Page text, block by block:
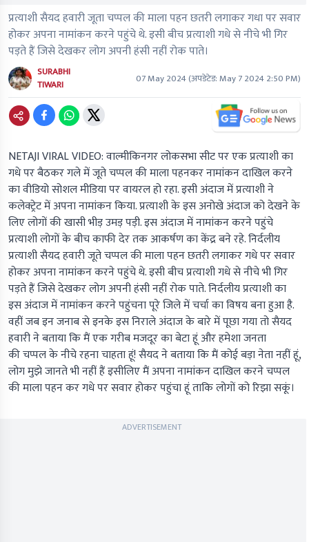
प्रत्याशी सैयद हवारी जूता चप्पल की माला पहन छतरी लगाकर गधा पर सवार
होकर अपना नामांकन करने पहुंचे थे. इसी बीच प्रत्याशी गधे से नीचे भी गिर
पड़ते हैं जिसे देखकर लोग अपनी हंसी नहीं रोक पाते।
SURABHI
TIWARI
07 May 2024(अपडेटेड:May 7 2024 2:50 PM)
NETAJI VIRAL VIDEO:वाल्मीकिनगर लोकसभा सीट पर एक प्रत्याशी का
गधे पर बैठकर गले में जूते चप्पल की माला पहनकर नामांकन दाखिल करने
का वीडियो सोशल मीडिया पर वायरल हो रहा. इसी अंदाज में प्रत्याशी ने
कलेक्ट्रेट में अपना नामांकन किया. प्रत्याशी के इस अनोखे अंदाज को देखने के
लिए लोगों की खासी भीड़ उमड़ पड़ी. इस अंदाज में नामांकन करने पहुंचे
प्रत्याशी लोगों के बीच काफी देर तक आकर्षण का केंद्र बने रहे. निर्दलीय
प्रत्याशी सैयद हवारी जूते चप्पल की माला पहन छतरी लगाकर गधे पर सवार
होकर अपना नामांकन करने पहुंचे थे. इसी बीच प्रत्याशी गधे से नीचे भी गिर
पड़ते हैं जिसे देखकर लोग अपनी हंसी नहीं रोक पाते. निर्दलीय प्रत्याशी का
इस अंदाज में नामांकन करने पहुंचना पूरे जिले में चर्चा का विषय बना हुआ है.
वहीं जब इन जनाब से इनके इस निराले अंदाज के बारे में पूछा गया तो सैयद
हवारी ने बताया कि मैं एक गरीब मजदूर का बेटा हूं और हमेशा जनता
की चप्पल के नीचे रहना चाहता हूं! सैयद ने बताया कि मैं कोई बड़ा नेता नहीं हूं,
लोग मुझे जानते भी नहीं हैं इसीलिए मैं अपना नामांकन दाखिल करने चप्पल
की माला पहन कर गधे पर सवार होकर पहुंचा हूं ताकि लोगों को रिझा सकूं।
ADVERTISEMENT